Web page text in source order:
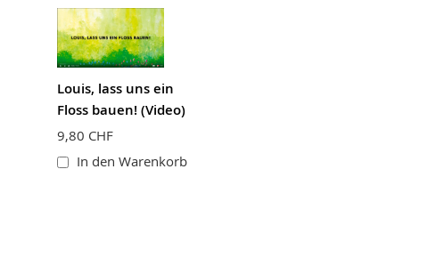
Louis, lass uns ein
Floss bauen! (Video)
9,80 CHF
In den Warenkorb